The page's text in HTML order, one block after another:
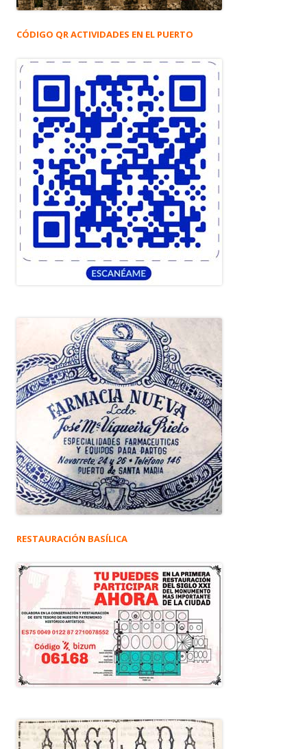
CÓDIGO QR ACTIVIDADES EN EL PUERTO
RESTAURACIÓN BASÍLICA